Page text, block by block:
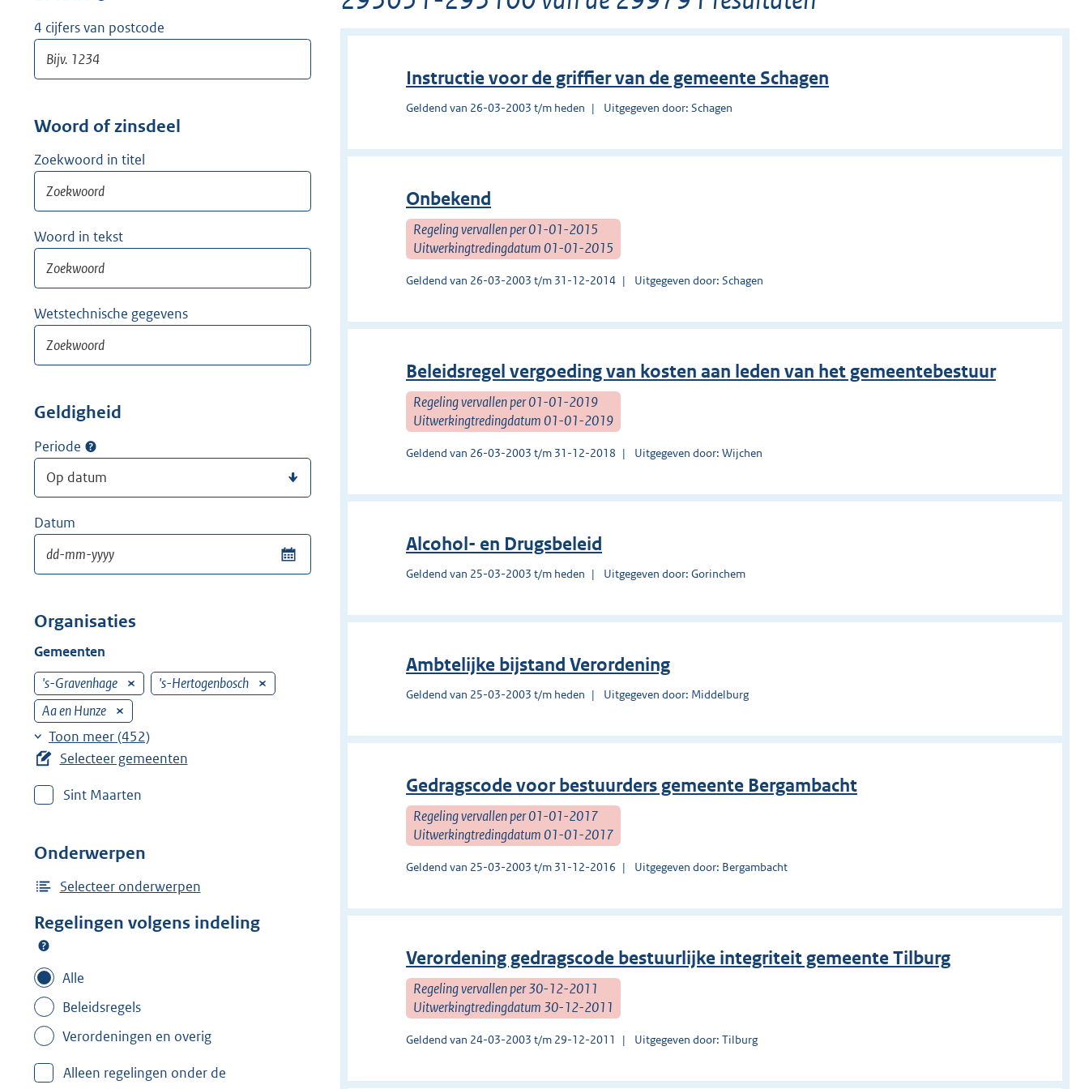
i
4 cijfers van postcode
Woord of zinsdeel
Zoekwoord in titel
Woord in tekst
Wetstechnische gegevens
Geldigheid
Periode
Datum
Organisaties
Gemeenten
's-Gravenhage
e
r
w
i
j
r
f
l
:
'
-
's-Hertogenbosch
l
Aa en Hunze
e
r
i
e
r
i
r
:
a
Toon meer (452)
Selecteer gemeenten
Sint Maarten
Onderwerpen
Selecteer onderwerpen
Regelingen volgens indeling
Alle
Beleidsregels
Verordeningen en overig
Alleen regelingen onder de
Instructie voor de griffier van de gemeente Schagen
Geldend van 26-03-2003 t/m heden Uitgegeven door: Schagen
Onbekend
Regeling vervallen per 01-01-2015
Uitwerkingtredingdatum 01-01-2015
Geldend van 26-03-2003 t/m 31-12-2014 Uitgegeven door: Schagen
Beleidsregel vergoeding van kosten aan leden van het gemeentebestuur
Regeling vervallen per 01-01-2019
Uitwerkingtredingdatum 01-01-2019
Geldend van 26-03-2003 t/m 31-12-2018 Uitgegeven door: Wijchen
Alcohol- en Drugsbeleid
Geldend van 25-03-2003 t/m heden Uitgegeven door: Gorinchem
Ambtelijke bijstand Verordening
Geldend van 25-03-2003 t/m heden Uitgegeven door: Middelburg
Gedragscode voor bestuurders gemeente Bergambacht
Regeling vervallen per 01-01-2017
Uitwerkingtredingdatum 01-01-2017
Geldend van 25-03-2003 t/m 31-12-2016 Uitgegeven door: Bergambacht
Verordening gedragscode bestuurlijke integriteit gemeente Tilburg
Regeling vervallen per 30-12-2011
Uitwerkingtredingdatum 30-12-2011
Geldend van 24-03-2003 t/m 29-12-2011 Uitgegeven door: Tilburg